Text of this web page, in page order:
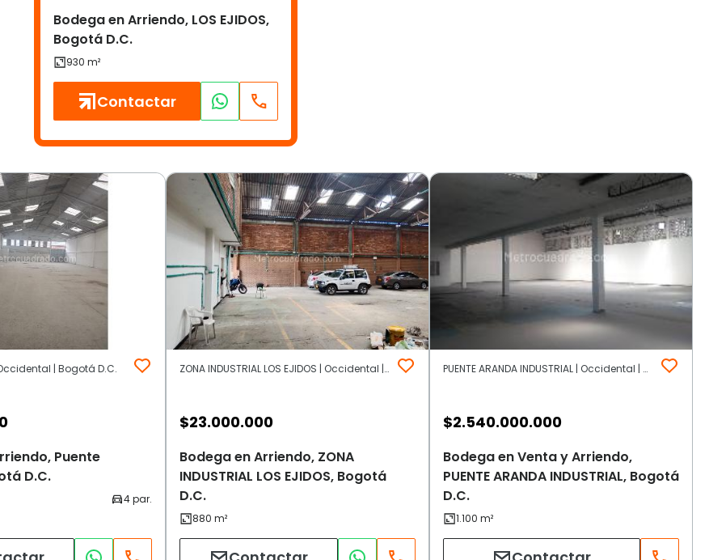
Bodega en Arriendo, LOS EJIDOS,
Bogotá D.C.
Contactar
| Bogotá D.C.
Puente
D.C.
ZONA INDUSTRIAL LOS EJIDOS | Occidental | Bogotá D.C.
$23.000.000
Bodega en Arriendo, ZONA
INDUSTRIAL LOS EJIDOS, Bogotá
D.C.
PUENTE ARANDA INDUSTRIAL | Occidental | Bogotá D.C.
$2.540.000.000
Bodega en Venta y Arriendo,
PUENTE ARANDA INDUSTRIAL, Bogotá
D.C.